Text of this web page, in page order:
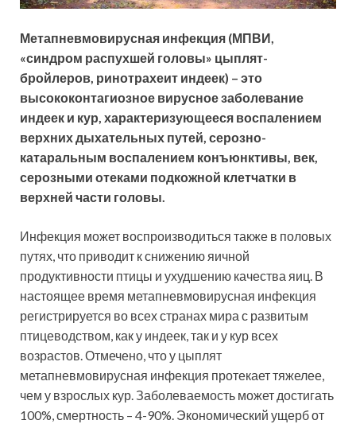
Метапневмовирусная инфекция (МПВИ,
«синдром распухшей головы» цыплят-
бройлеров, ринотрахеит индеек) – это
высококонтагиозное вирусное заболевание
индеек и кур, характеризующееся воспалением
верхних дыхательных путей, серозно-
катаральным воспалением конъюнктивы, век,
серозными отеками подкожной клетчатки в
верхней части головы.
Инфекция может воспроизводиться также в половых
путях, что приводит к снижению яичной
продуктивности птицы и ухудшению качества яиц. В
настоящее время метапневмовирусная инфекция
регистрируется во всех странах мира с развитым
птицеводством, как у индеек, так и у кур всех
возрастов. Отмечено, что у цыплят
метапневмовирусная инфекция протекает тяжелее,
чем у взрослых кур. Заболеваемость может достигать
100%, смертность – 4-90%. Экономический ущерб от